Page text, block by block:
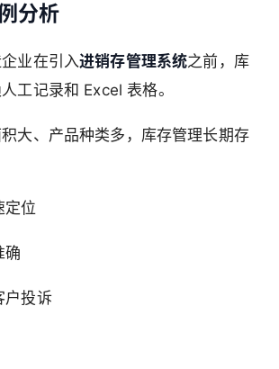
分析
业在引入进销存管理系统之前，库
工记录和 Excel 表格。
大、产品种类多，库存管理长期存
定位
确
户投诉